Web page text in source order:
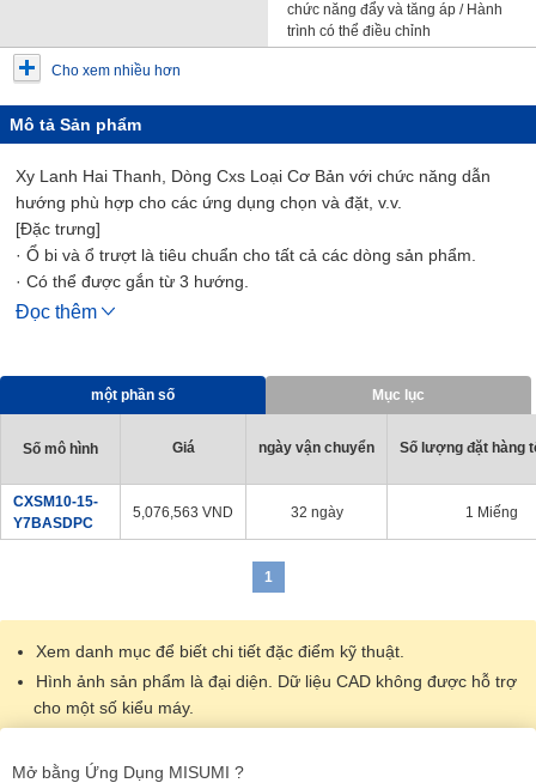
chức năng đẩy và tăng áp / Hành
trình có thể điều chỉnh
Cho xem nhiều hơn
Mô tả Sản phẩm
Xy Lanh Hai Thanh, Dòng Cxs Loại Cơ Bản với chức năng dẫn
hướng phù hợp cho các ứng dụng chọn và đặt, v.v.
[Đặc trưng]
· Ổ bi và ổ trượt là tiêu chuẩn cho tất cả các dòng sản phẩm.
· Có thể được gắn từ 3 hướng.
· Có thể gá phôi trên 3 bề mặt.
Đọc thêm
một phần số Mục lục
Số mô hình Giá ngày vận chuyển Số lượng đặt hàng
CXSM10-15-
Y7BASDPC
5,076,563 VND 32 ngày 1 Miếng
1
Xem danh mục để biết chi tiết đặc điểm kỹ thuật.
Hình ảnh sản phẩm là đại diện. Dữ liệu CAD không được hỗ trợ
cho một số kiểu máy.
Sản phẩm giống nhau
Mở bằng Ứng Dụng MISUMI ?